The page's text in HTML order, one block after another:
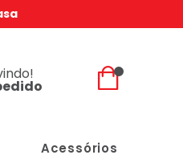
Acessórios